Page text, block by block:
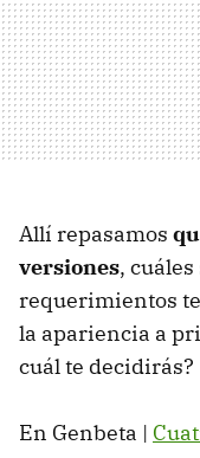
Allí repasamos
versiones,
requerimientos
la apariencia a
cuál te decidirás?
En Genbeta |